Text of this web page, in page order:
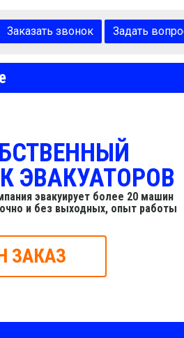
Заказать звонок Задать
ЭВАКУАТОРОВ
эвакуирует более 20 машин
и без выходных, опыт работы
ЗАКАЗ